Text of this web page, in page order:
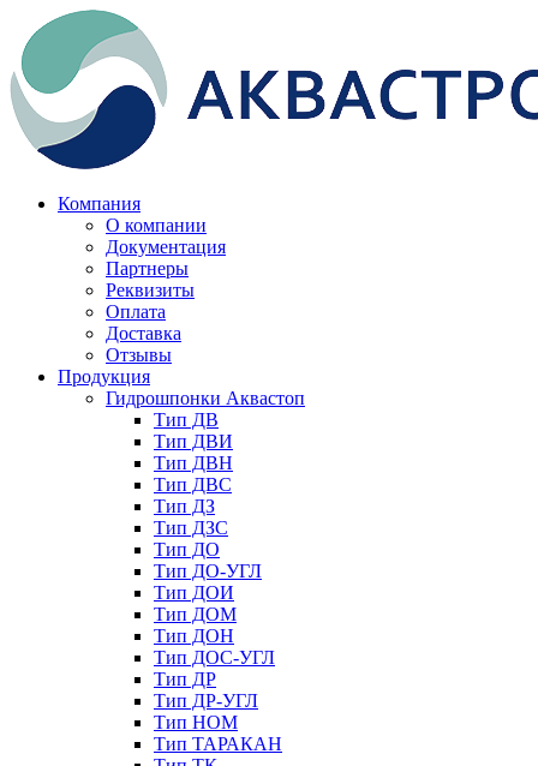
Компания
О компании
Документация
Партнеры
Реквизиты
Оплата
Доставка
Отзывы
Продукция
Гидрошпонки Аквастоп
Тип ДВ
Тип ДВИ
Тип ДВН
Тип ДВС
Тип ДЗ
Тип ДЗС
Тип ДО
Тип ДО-УГЛ
Тип ДОИ
Тип ДОМ
Тип ДОН
Тип ДОС-УГЛ
Тип ДР
Тип ДР-УГЛ
Тип НОМ
Тип ТАРАКАН